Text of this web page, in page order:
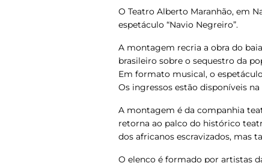
O Teatro Alberto Maranhão, em
espetáculo “Navio Negreiro”.
A montagem recria a obra do
brasileiro sobre o sequestro da
Em formato musical, o
Os ingressos estão disponíveis
A montagem é da companhia
retorna ao palco do histórico
dos africanos escravizados, mas
O elenco é formado por artistas